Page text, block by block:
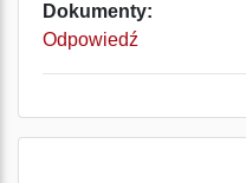
Dokumenty:
Odpowiedź